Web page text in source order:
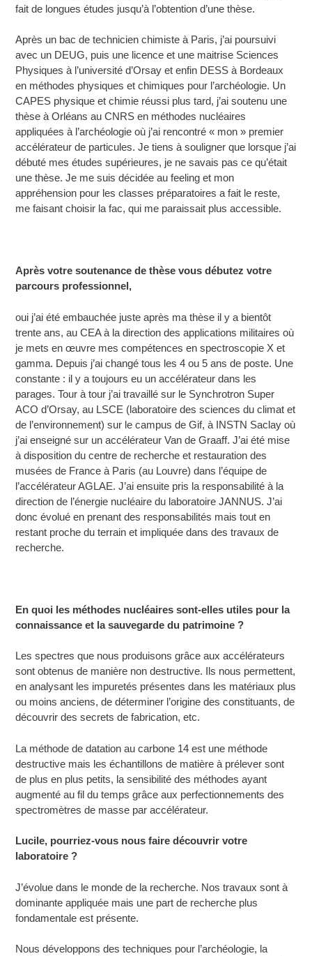
fait de longues études jusqu’à l’obtention d’une thèse.
Après un bac de technicien chimiste à Paris, j’ai poursuivi
avec un DEUG, puis une licence et une maitrise Sciences
Physiques à l’université d’Orsay et enfin DESS à Bordeaux
en méthodes physiques et chimiques pour l’archéologie. Un
CAPES physique et chimie réussi plus tard, j’ai soutenu une
thèse à Orléans au CNRS en méthodes nucléaires
appliquées à l’archéologie où j’ai rencontré « mon » premier
accélérateur de particules. Je tiens à souligner que lorsque j’ai
débuté mes études supérieures, je ne savais pas ce qu’était
une thèse. Je me suis décidée au feeling et mon
appréhension pour les classes préparatoires a fait le reste,
me faisant choisir la fac, qui me paraissait plus accessible.
Après votre soutenance de thèse vous débutez votre
parcours professionnel,
oui j’ai été embauchée juste après ma thèse il y a bientôt
trente ans, au CEA à la direction des applications militaires où
je mets en œuvre mes compétences en spectroscopie X et
gamma. Depuis j’ai changé tous les 4 ou 5 ans de poste. Une
constante : il y a toujours eu un accélérateur dans les
parages. Tour à tour j’ai travaillé sur le Synchrotron Super
ACO d’Orsay, au LSCE (laboratoire des sciences du climat et
de l’environnement) sur le campus de Gif, à INSTN Saclay où
j’ai enseigné sur un accélérateur Van de Graaff. J’ai été mise
à disposition du centre de recherche et restauration des
musées de France à Paris (au Louvre) dans l’équipe de
l’accélérateur AGLAE. J’ai ensuite pris la responsabilité à la
direction de l’énergie nucléaire du laboratoire JANNUS. J’ai
donc évolué en prenant des responsabilités mais tout en
restant proche du terrain et impliquée dans des travaux de
recherche.
En quoi les méthodes nucléaires sont-elles utiles pour la
connaissance et la sauvegarde du patrimoine ?
Les spectres que nous produisons grâce aux accélérateurs
sont obtenus de manière non destructive. Ils nous permettent,
en analysant les impuretés présentes dans les matériaux plus
ou moins anciens, de déterminer l’origine des constituants, de
découvrir des secrets de fabrication, etc.
La méthode de datation au carbone 14 est une méthode
destructive mais les échantillons de matière à prélever sont
de plus en plus petits, la sensibilité des méthodes ayant
augmenté au fil du temps grâce aux perfectionnements des
spectromètres de masse par accélérateur.
Lucile, pourriez-vous nous faire découvrir votre
laboratoire ?
J’évolue dans le monde de la recherche. Nos travaux sont à
dominante appliquée mais une part de recherche plus
fondamentale est présente.
Nous développons des techniques pour l’archéologie, la